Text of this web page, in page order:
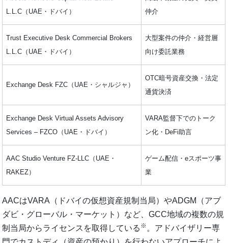
L.L.C（UAE・ドバイ）
仲介
Trust Executive Desk Commercial Brokers
L.L.C（UAE・ドバイ）
大型案件の仲介・経営層
向け委託業務
Exchange Desk FZC（UAE・シャルジャ）
OTC暗号資産交換・法定
通貨決済
Exchange Desk Virtual Assets Advisory
Services – FZCO（UAE・ドバイ）
VARA監督下でのトーク
ン化・DeFi助言
AAC Studio Venture FZ-LLC（UAE・
RAKEZ）
ゲーム配信・eスポーツ事
業
AACはVARA（ドバイの仮想資産規制当局）やADGM（アブ
ダビ・グローバル・マーケット）など、GCC地域の複数の規
制当局からライセンスを取得している ※ 。アドバイザリー専